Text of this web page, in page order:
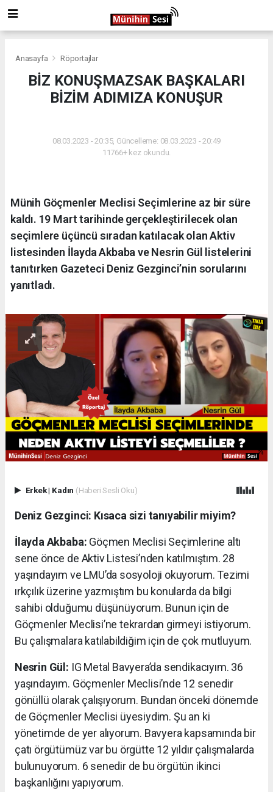
Anasayfa Röportajlar
BİZ KONUŞMAZSAK BAŞKALARI
BİZİM ADIMIZA KONUŞUR
08.03.2023 - 20:35, Güncelleme: 08.03.2023 - 20:49
11766+ kez okundu.
Münih Göçmenler Meclisi Seçimlerine az bir süre
kaldı. 19 Mart tarihinde gerçekleştirilecek olan
seçimlere üçüncü sıradan katılacak olan Aktiv
listesinden İlayda Akbaba ve Nesrin Gül listelerini
tanıtırken Gazeteci Deniz Gezginci’nin sorularını
yanıtladı.
Erkek| Kadın (Haberi Sesli Oku)
Deniz Gezginci: Kısaca sizi tanıyabilir miyim?
İlayda Akbaba: Göçmen Meclisi Seçimlerine altı
sene önce de Aktiv Listesi’nden katılmıştım. 28
yaşındayım ve LMU’da sosyoloji okuyorum. Tezimi
ırkçılık üzerine yazmıştım bu konularda da bilgi
sahibi olduğumu düşünüyorum. Bunun için de
Göçmenler Meclisi’ne tekrardan girmeyi istiyorum.
Bu çalışmalara katılabildiğim için de çok mutluyum.
Nesrin Gül: IG Metal Bavyera’da sendikacıyım. 36
yaşındayım. Göçmenler Meclisi’nde 12 senedir
gönüllü olarak çalışıyorum. Bundan önceki dönemde
de Göçmenler Meclisi üyesiydim. Şu an ki
yönetimde de yer alıyorum. Bavyera kapsamında bir
çatı örgütümüz var bu örgütte 12 yıldır çalışmalarda
bulunuyorum. 6 senedir de bu örgütün ikinci
başkanlığını yapıyorum.